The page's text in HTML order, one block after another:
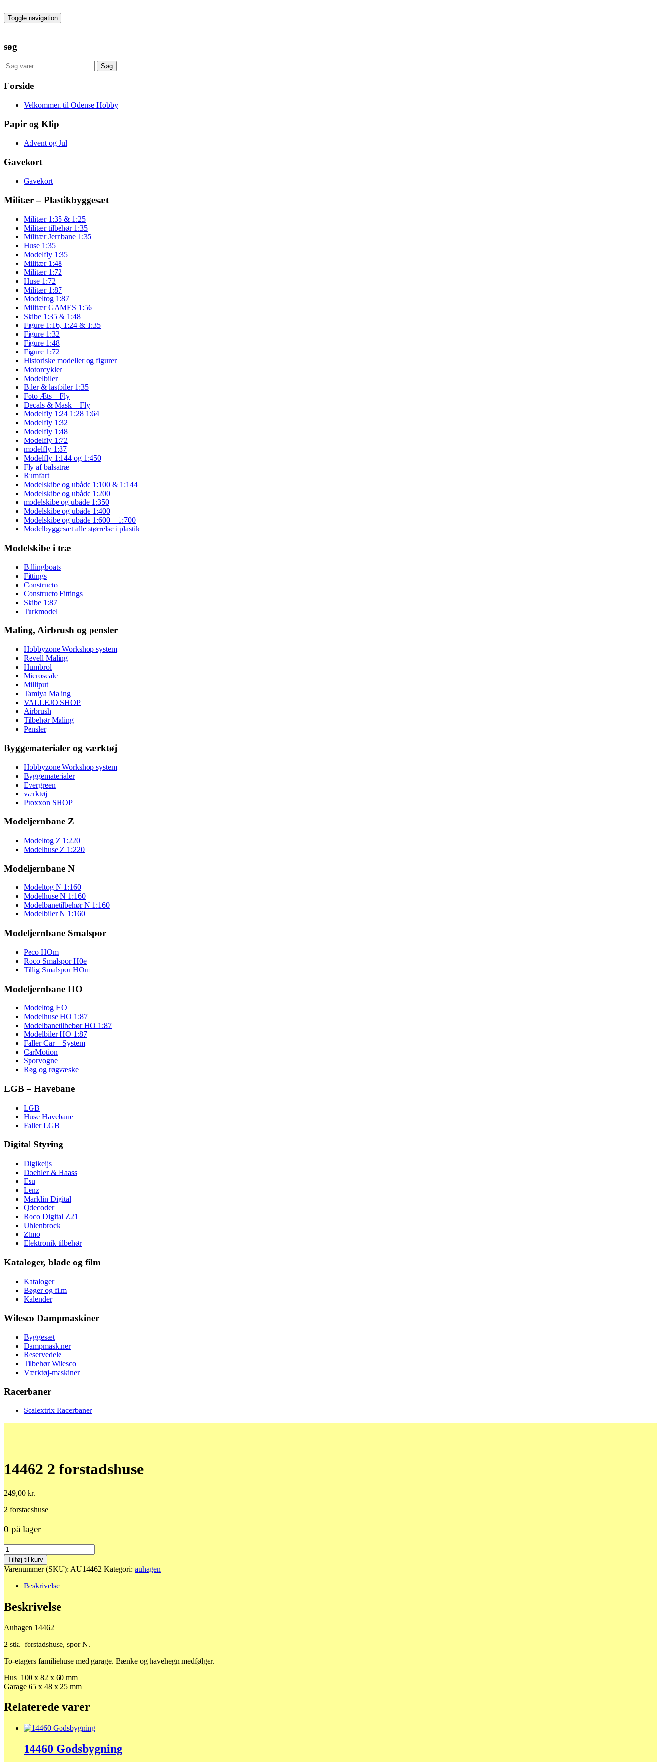
to
the
Toggle navigation
søg
Søg
efter:
Søg
Forside
Velkommen til Odense Hobby
Papir og Klip
Advent og Jul
Gavekort
Gavekort
Militær – Plastikbyggesæt
Militær 1:35 & 1:25
Militær tilbehør 1:35
Militær Jernbane 1:35
Huse 1:35
Modelfly 1:35
Militær 1:48
Militær 1:72
Huse 1:72
Militær 1:87
Modeltog 1:87
Militær GAMES 1:56
Skibe 1:35 & 1:48
Figure 1:16, 1:24 & 1:35
Figure 1:32
Figure 1:48
Figure 1:72
Historiske modeller og figurer
Motorcykler
Modelbiler
Biler & lastbiler 1:35
Foto Æts – Fly
Decals & Mask – Fly
Modelfly 1:24 1:28 1:64
Modelfly 1:32
Modelfly 1:48
Modelfly 1:72
modelfly 1:87
Modelfly 1:144 og 1:450
Fly af balsatræ
Rumfart
Modelskibe og ubåde 1:100 & 1:144
Modelskibe og ubåde 1:200
modelskibe og ubåde 1:350
Modelskibe og ubåde 1:400
Modelskibe og ubåde 1:600 – 1:700
Modelbyggesæt alle størrelse i plastik
Modelskibe i træ
Billingboats
Fittings
Constructo
Constructo Fittings
Skibe 1:87
Turkmodel
Maling, Airbrush og pensler
Hobbyzone Workshop system
Revell Maling
Humbrol
Microscale
Milliput
Tamiya Maling
VALLEJO SHOP
Airbrush
Tilbehør Maling
Pensler
Byggematerialer og værktøj
Hobbyzone Workshop system
Byggematerialer
Evergreen
værktøj
Proxxon SHOP
Modeljernbane Z
Modeltog Z 1:220
Modelhuse Z 1:220
Modeljernbane N
Modeltog N 1:160
Modelhuse N 1:160
Modelbanetilbehør N 1:160
Modelbiler N 1:160
Modeljernbane Smalspor
Peco HOm
Roco Smalspor H0e
Tillig Smalspor HOm
Modeljernbane HO
Modeltog HO
Modelhuse HO 1:87
Modelbanetilbebør HO 1:87
Modelbiler HO 1:87
Faller Car – System
CarMotion
Sporvogne
Røg og røgvæske
LGB – Havebane
LGB
Huse Havebane
Faller LGB
Digital Styring
Digikeijs
Doehler & Haass
Esu
Lenz
Marklin Digital
Qdecoder
Roco Digital Z21
Uhlenbrock
Zimo
Elektronik tilbehør
Kataloger, blade og film
Kataloger
Bøger og film
Kalender
Wilesco Dampmaskiner
Byggesæt
Dampmaskiner
Reservedele
Tilbehør Wilesco
Værktøj-maskiner
Racerbaner
Scalextrix Racerbaner
14462 2 forstadshuse
249,00 kr.
2 forstadshuse
0 på lager
14462
2
forstadshuse
antal
Tilføj til kurv
Varenummer (SKU): AU14462 Kategori: auhagen
Beskrivelse
Beskrivelse
Auhagen 14462
2 stk. forstadshuse, spor N.
To-etagers familiehuse med garage. Bænke og havehegn medfølger.
Hus 100 x 82 x 60 mm
Garage 65 x 48 x 25 mm
Relaterede varer
14460 Godsbygning